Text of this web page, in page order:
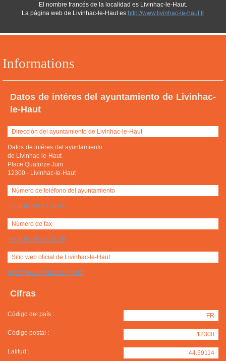
Informations
Datos de intéres del ayuntamiento de Livinhac-
le-Haut
Dirección del ayuntamiento de Livinhac-le-Haut
Datos de intéres del ayuntamiento
de Livinhac-le-Haut
Place Quatorze Juin
12300 - Livinhac-le-Haut
Número de teléfono del ayuntamiento
+(33) 05 65 63 33 84
Número de fax
+(33) 05 65 63 31 39
Sitio web oficial de Livinhac-le-Haut
http://www.livinhac-le-haut.fr
Cifras
Código del país : FR
Código postal : 12300
Latitud : 44.59114
El nombre francés de la localidad es Livinhac-le-Haut.
La página web de Livinhac-le-Haut es http://www.livinhac-le-haut.fr